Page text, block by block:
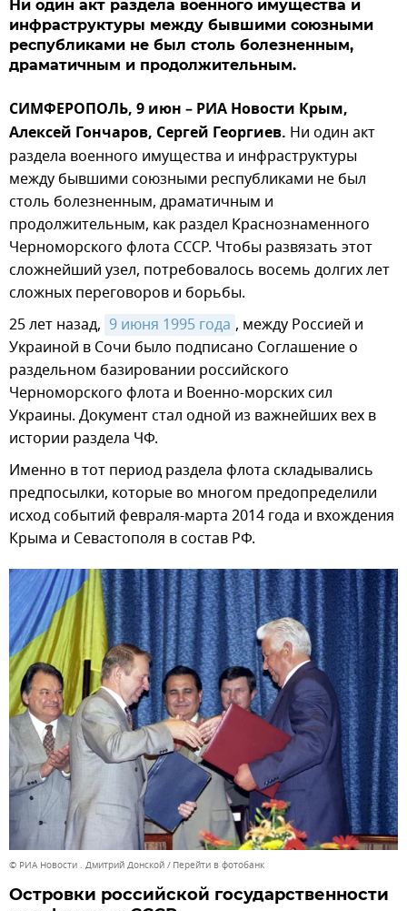
Ни один акт раздела военного имущества и
инфраструктуры между бывшими союзными
республиками не был столь болезненным,
драматичным и продолжительным.
СИМФЕРОПОЛЬ, 9 июн – РИА Новости Крым,
Алексей Гончаров, Сергей Георгиев. Ни один акт
раздела военного имущества и инфраструктуры
между бывшими союзными республиками не был
столь болезненным, драматичным и
продолжительным, как раздел Краснознаменного
Черноморского флота СССР. Чтобы развязать этот
сложнейший узел, потребовалось восемь долгих лет
сложных переговоров и борьбы.
25 лет назад, 9 июня 1995 года , между Россией и
Украиной в Сочи было подписано Соглашение о
раздельном базировании российского
Черноморского флота и Военно-морских сил
Украины. Документ стал одной из важнейших вех в
истории раздела ЧФ.
Именно в тот период раздела флота складывались
предпосылки, которые во многом предопределили
исход событий февраля-марта 2014 года и вхождения
Крыма и Севастополя в состав РФ.
© РИА Новости . Дмитрий Донской Перейти в фотобанк
Островки российской государственности